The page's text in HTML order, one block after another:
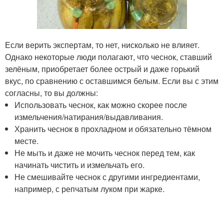
Если верить экспертам, то нет, нисколько не влияет.
Однако некоторые люди полагают, что чеснок, ставший
зелёным, приобретает более острый и даже горький
вкус, по сравнению с оставшимся белым. Если вы с этим
согласны, то вы должны:
Использовать чеснок, как можно скорее после
измельчения/натирания/выдавливания.
Хранить чеснок в прохладном и обязательно тёмном
месте.
Не мыть и даже не мочить чеснок перед тем, как
начинать чистить и измельчать его.
Не смешивайте чеснок с другими ингредиентами,
например, с репчатым луком при жарке.